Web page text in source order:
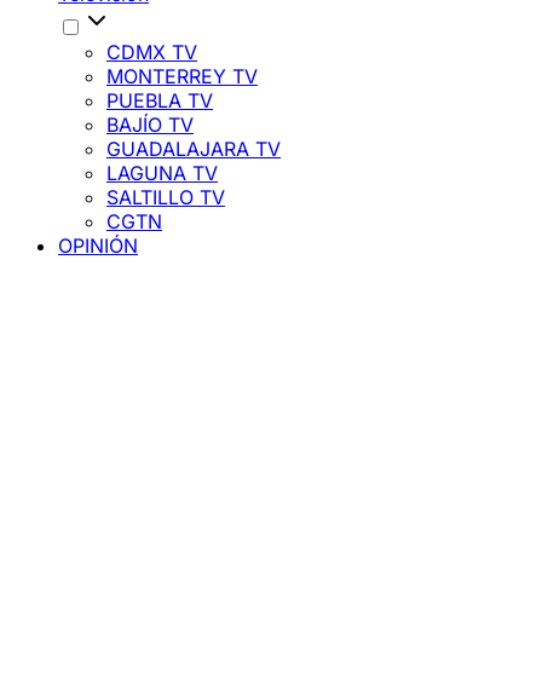
CDMX TV
MONTERREY TV
PUEBLA TV
BAJÍO TV
GUADALAJARA TV
LAGUNA TV
SALTILLO TV
CGTN
OPINIÓN